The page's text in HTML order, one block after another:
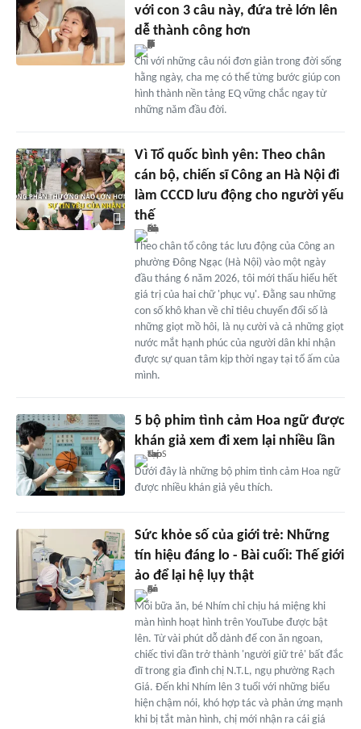
với con 3 câu này, đứa trẻ lớn lên
dễ thành công hơn
Chỉ với những câu nói đơn giản trong đời sống
hằng ngày, cha mẹ có thể từng bước giúp con
hình thành nền tảng EQ vững chắc ngay từ
những năm đầu đời.
Vì Tổ quốc bình yên: Theo chân
cán bộ, chiến sĩ Công an Hà Nội đi
làm CCCD lưu động cho người yếu
thế
Theo chân tổ công tác lưu động của Công an
phường Đông Ngạc (Hà Nội) vào một ngày
đầu tháng 6 năm 2026, tôi mới thấu hiểu hết
giá trị của hai chữ 'phục vụ'. Đằng sau những
con số khô khan về chỉ tiêu chuyển đổi số là
những giọt mồ hôi, là nụ cười và cả những giọt
nước mắt hạnh phúc của người dân khi nhận
được sự quan tâm kịp thời ngay tại tổ ấm của
mình.
5 bộ phim tình cảm Hoa ngữ được
khán giả xem đi xem lại nhiều lần
Dưới đây là những bộ phim tình cảm Hoa ngữ
được nhiều khán giả yêu thích.
Sức khỏe số của giới trẻ: Những
tín hiệu đáng lo - Bài cuối: Thế giới
ảo để lại hệ lụy thật
Mỗi bữa ăn, bé Nhím chỉ chịu há miệng khi
màn hình hoạt hình trên YouTube được bật
lên. Từ vài phút dỗ dành để con ăn ngoan,
chiếc tivi dần trở thành 'người giữ trẻ' bất đắc
dĩ trong gia đình chị N.T.L, ngụ phường Rạch
Giá. Đến khi Nhím lên 3 tuổi với những biểu
hiện chậm nói, khó hợp tác và phản ứng mạnh
khi bị tắt màn hình, chị mới nhận ra cái giá